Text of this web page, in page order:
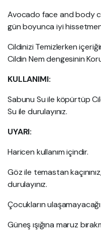
Avocado face and body
gün boyunca iyi
Cildinizi Temizlerken
Cildin Nem dengesinin
KULLANIMI:
Sabunu Su ile köpürtüp
Su ile durulayınız.
UYARI:
Haricen kullanım içindir.
Göz ile temastan
durulayınız.
Çocukların
Güneş ışığına maruz